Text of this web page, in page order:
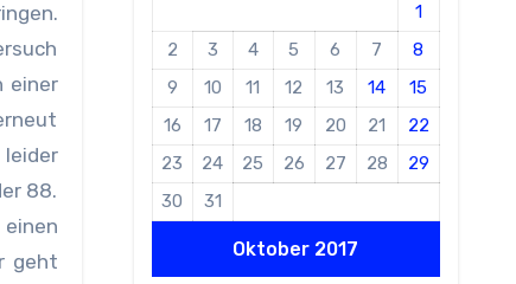
einer
leider
88.
geht
Oktober 2017
1
2
3 4 5 6 7
8
9
10 11 12 13 14
15
16
17 18 19 20 21
22
23
24 25 26 27 28
29
30
31